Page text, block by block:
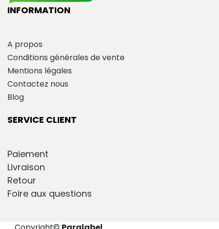
INFORMATION
A propos
Conditions générales de vente
Mentions légales
Contactez nous
Blog
SERVICE CLIENT
Paiement
Livraison
Retour
Foire aux questions